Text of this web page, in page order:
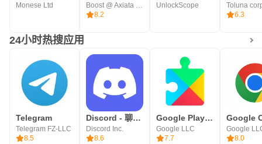
Monese Ltd
8.2
UnlockScope
Toluna
6.3
24小时热搜应用
Telegram
Telegram FZ-LLC
8.5
Discord - 聊天，游戏，消磨时光
Discord Inc.
8.6
Google Play服务
Google LLC
7.7
Google
8.0